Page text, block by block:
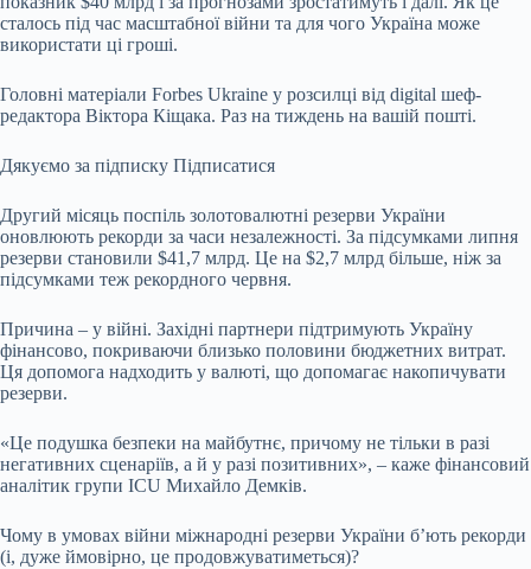
сталось під час масштабної війни та для чого Україна може
використати ці гроші.
Головні матеріали Forbes Ukraine у розсилці від digital шеф-
редактора Віктора Кіщака. Раз на тиждень на вашій пошті.
Дякуємо за підписку Підписатися
Другий місяць поспіль золотовалютні резерви України
оновлюють рекорди за часи незалежності. За підсумками липня
резерви становили $41,7 млрд. Це на $2,7 млрд більше, ніж за
підсумками теж рекордного червня.
Причина – у війні. Західні партнери підтримують Україну
фінансово, покриваючи близько половини бюджетних витрат.
Ця допомога надходить у валюті, що допомагає накопичувати
резерви.
«Це подушка безпеки на майбутнє, причому не тільки в разі
негативних сценаріїв, а й у разі позитивних», – каже фінансовий
аналітик групи ICU Михайло Демків.
Чому в умовах війни міжнародні резерви України б’ють рекорди
(і, дуже ймовірно, це продовжуватиметься)?